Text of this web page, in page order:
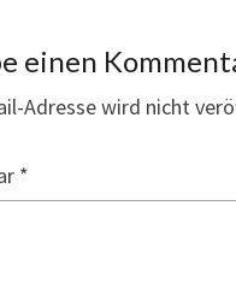
einen
Adresse wird nicht
*